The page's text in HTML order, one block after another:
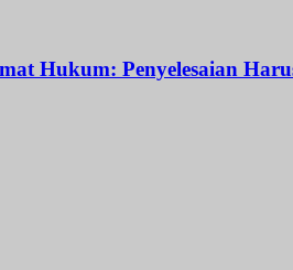
Hukum: Penyelesaian